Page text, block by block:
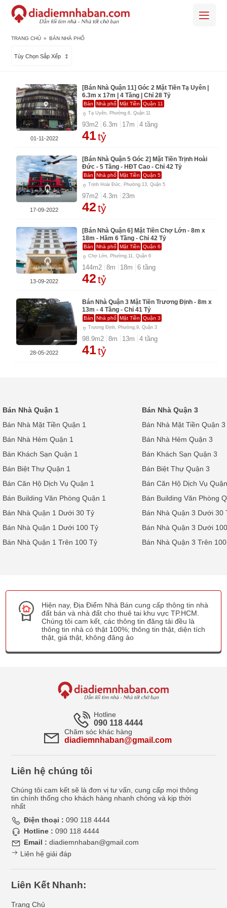
TRANG CHỦ » BÁN NHÀ PHỐ
Tùy Chọn Sắp Xếp
[Bán Nhà Quận 11] Góc 2 Mặt Tiền Tạ Uyên |
6.3m x 17m | 4 Tầng | Chỉ 28 Tỷ
Bán Nhà phố Mặt Tiền Quận 11
Tạ Uyên, Phường.6, Quận 11
93m2 6.3m 17m 4 tầng
41tỷ
01-11-2022
[Bán Nhà Quận 5 Góc 2] Mặt Tiền Trịnh Hoài
Đức - 5 Tầng - HĐT Cao - Chỉ 42 Tỷ
Bán Nhà phố Mặt Tiền Quận 5
Trịnh Hoài Đức, Phường.13, Quận 5
97m2 4.3m 23m
42tỷ
17-09-2022
[Bán Nhà Quận 6] Mặt Tiền Chợ Lớn - 8m x
18m - Hầm 6 Tầng - Chỉ 42 Tỷ
Bán Nhà phố Mặt Tiền Quận 6
Chợ Lớn, Phường.11, Quận 6
144m2 8m 18m 6 tầng
42tỷ
13-09-2022
Bán Nhà Quận 3 Mặt Tiền Trương Định - 8m x
13m - 4 Tầng - Chỉ 41 Tỷ
Bán Nhà phố Mặt Tiền Quận 3
Trương Định, Phường.9, Quận 3
98.9m2 8m 13m 4 tầng
41tỷ
28-05-2022
Bán Nhà Quận 1
Bán Nhà Quận 3
Bán Nhà Mặt Tiền Quận 1
Bán Nhà Mặt Tiền Quận 3
Bán Nhà Hẻm Quận 1
Bán Nhà Hẻm Quận 3
Bán Khách Sạn Quận 1
Bán Khách Sạn Quận 3
Bán Biệt Thự Quận 1
Bán Biệt Thự Quận 3
Bán Căn Hộ Dịch Vụ Quận 1
Bán Căn Hộ Dịch Vụ
Bán Building Văn Phòng Quận 1
Bán Building Văn Phòng
Bán Nhà Quận 1 Dưới 30 Tỷ
Bán Nhà Quận 3 Dưới 30
Bán Nhà Quận 1 Dưới 100 Tỷ
Bán Nhà Quận 3 Dưới
Bán Nhà Quận 1 Trên 100 Tỷ
Bán Nhà Quận 3 Trên
Hiện nay, Địa Điểm Nhà Bán cung cấp thông tin nhà
đất bán và nhà đất cho thuê tai khu vực TP.HCM.
Chúng tôi cam kết, các thông tin đăng tải đều là
thông tin nhà có thật 100%; thông tin thật, diện tích
thật, giá thật, không đăng ảo
Hotline
090 118 4444
Chăm sóc khác hàng
diadiemnhaban@gmail.com
Liên hệ chúng tôi
Chúng tôi cam kết sẽ là đơn vị tư vấn, cung cấp mọi thông
tin chính thống cho khách hàng nhanh chóng và kịp thời
nhất
Điện thoại : 090 118 4444
Hotline : 090 118 4444
Email : diadiemnhaban@gmail.com
Liên hệ giải đáp
Liên Kết Nhanh:
Trang Chủ